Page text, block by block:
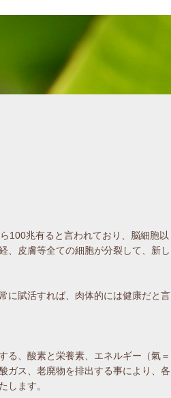
100兆有ると言われており、脳細胞以
、皮膚等全ての細胞が分裂して、新し
に賦活すれば、肉体的には健康だと言
る、酸素と栄養素、エネルギー（氣＝
ガス、老廃物を排出する事により、各
します。